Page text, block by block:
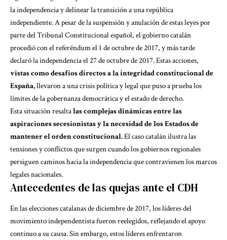
la independencia y delinear la transición a una república
independiente. A pesar de la suspensión y anulación de estas leyes por
parte del Tribunal Constitucional español, el gobierno catalán
procedió con el referéndum el 1 de octubre de 2017, y más tarde
declaró la independencia el 27 de octubre de 2017. Estas acciones,
vistas como desafíos directos a la integridad constitucional de
España,llevaron a una crisis política y legal que puso a prueba los
límites de la gobernanza democrática y el estado de derecho.
Esta situación resaltalas complejas dinámicas entre las
aspiraciones secesionistas y la necesidad de los Estados de
mantener el orden constitucional.El caso catalán ilustra las
tensiones y conflictos que surgen cuando los gobiernos regionales
persiguen caminos hacia la independencia que contravienen los marcos
legales nacionales.
Antecedentes de las quejas ante el CDH
En las elecciones catalanas de diciembre de 2017, los líderes del
movimiento independentista fueron reelegidos, reflejando el apoyo
continuo a su causa. Sin embargo, estos líderes enfrentaron